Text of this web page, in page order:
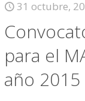
31 octubre,
para el
año 2015